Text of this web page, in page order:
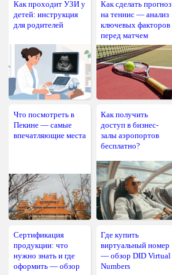
Как проходит УЗИ у
детей: инструкция
для родителей
Как сделать прогноз
на теннис — анализ
ключевых факторов
перед матчем
Что посмотреть в
Пекине — самые
впечатляющие места
Как получить
доступ в бизнес-
залы аэропортов
бесплатно?
Сертификация
продукции: что
нужно знать и где
оформить — обзор
Где купить
виртуальный номер
— обзор DID Virtual
Numbers